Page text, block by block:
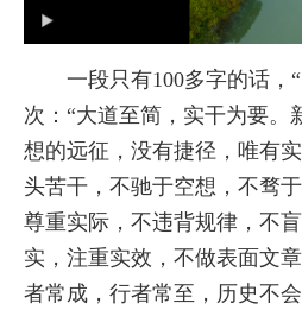
一段只有100多字的话，
次：“大道至简，实干为要。
想的远征，没有捷径，唯有
头苦干，不驰于空想，不骛
尊重实际，不违背规律，不
实，注重实效，不做表面文
者常成，行者常至，历史不